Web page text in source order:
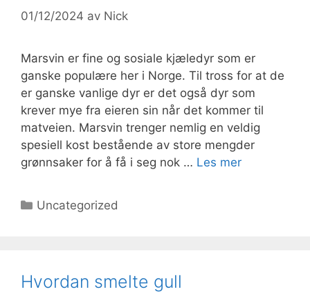
01/12/2024 av Nick
Marsvin er fine og sosiale kjæledyr som er
ganske populære her i Norge. Til tross for at de
er ganske vanlige dyr er det også dyr som
krever mye fra eieren sin når det kommer til
matveien. Marsvin trenger nemlig en veldig
spesiell kost bestående av store mengder
grønnsaker for å få i seg nok … Les mer
Kategorier
Uncategorized
Hvordan smelte gull